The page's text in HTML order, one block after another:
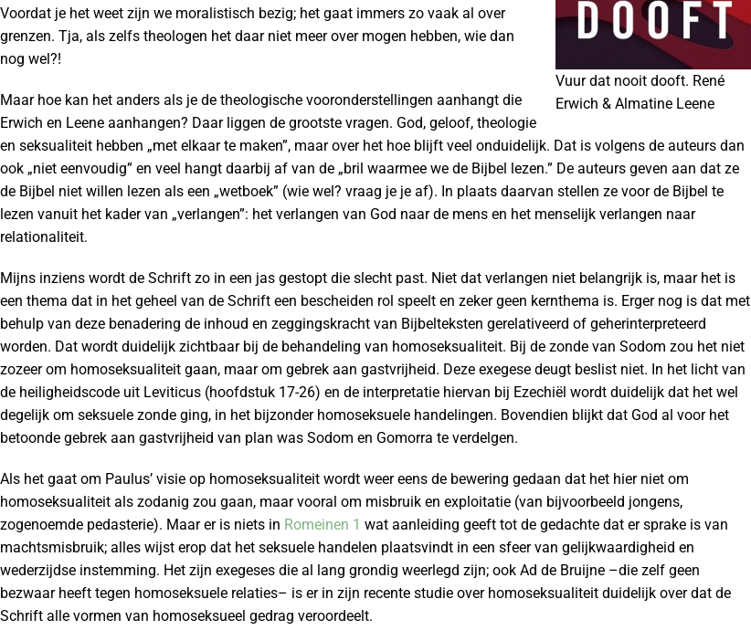
Vuur dat nooit dooft. René
Erwich & Almatine Leene
Voordat je het weet zijn we moralistisch bezig; het gaat immers zo vaak al over
grenzen. Tja, als zelfs theologen het daar niet meer over mogen hebben, wie dan
nog wel?!
Maar hoe kan het anders als je de theologische vooronderstellingen aanhangt die
Erwich en Leene aanhangen? Daar liggen de grootste vragen. God, geloof, theologie
en seksualiteit hebben „met elkaar te maken”, maar over het hoe blijft veel onduidelijk. Dat is volgens de auteurs dan
ook „niet eenvoudig” en veel hangt daarbij af van de „bril waarmee we de Bijbel lezen.” De auteurs geven aan dat ze
de Bijbel niet willen lezen als een „wetboek” (wie wel? vraag je je af). In plaats daarvan stellen ze voor de Bijbel te
lezen vanuit het kader van „verlangen”: het verlangen van God naar de mens en het menselijk verlangen naar
relationaliteit.
Mijns inziens wordt de Schrift zo in een jas gestopt die slecht past. Niet dat verlangen niet belangrijk is, maar het is
een thema dat in het geheel van de Schrift een bescheiden rol speelt en zeker geen kernthema is. Erger nog is dat met
behulp van deze benadering de inhoud en zeggingskracht van Bijbelteksten gerelativeerd of geherinterpreteerd
worden. Dat wordt duidelijk zichtbaar bij de behandeling van homoseksualiteit. Bij de zonde van Sodom zou het niet
zozeer om homoseksualiteit gaan, maar om gebrek aan gastvrijheid. Deze exegese deugt beslist niet. In het licht van
de heiligheidscode uit Leviticus (hoofdstuk 17-26) en de interpretatie hiervan bij Ezechiël wordt duidelijk dat het wel
degelijk om seksuele zonde ging, in het bijzonder homoseksuele handelingen. Bovendien blijkt dat God al voor het
betoonde gebrek aan gastvrijheid van plan was Sodom en Gomorra te verdelgen.
Als het gaat om Paulus’ visie op homoseksualiteit wordt weer eens de bewering gedaan dat het hier niet om
homoseksualiteit als zodanig zou gaan, maar vooral om misbruik en exploitatie (van bijvoorbeeld jongens,
zogenoemde pedasterie). Maar er is niets in Romeinen 1 wat aanleiding geeft tot de gedachte dat er sprake is van
machtsmisbruik; alles wijst erop dat het seksuele handelen plaatsvindt in een sfeer van gelijkwaardigheid en
wederzijdse instemming. Het zijn exegeses die al lang grondig weerlegd zijn; ook Ad de Bruijne –die zelf geen
bezwaar heeft tegen homoseksuele relaties– is er in zijn recente studie over homoseksualiteit duidelijk over dat de
Schrift alle vormen van homoseksueel gedrag veroordeelt.